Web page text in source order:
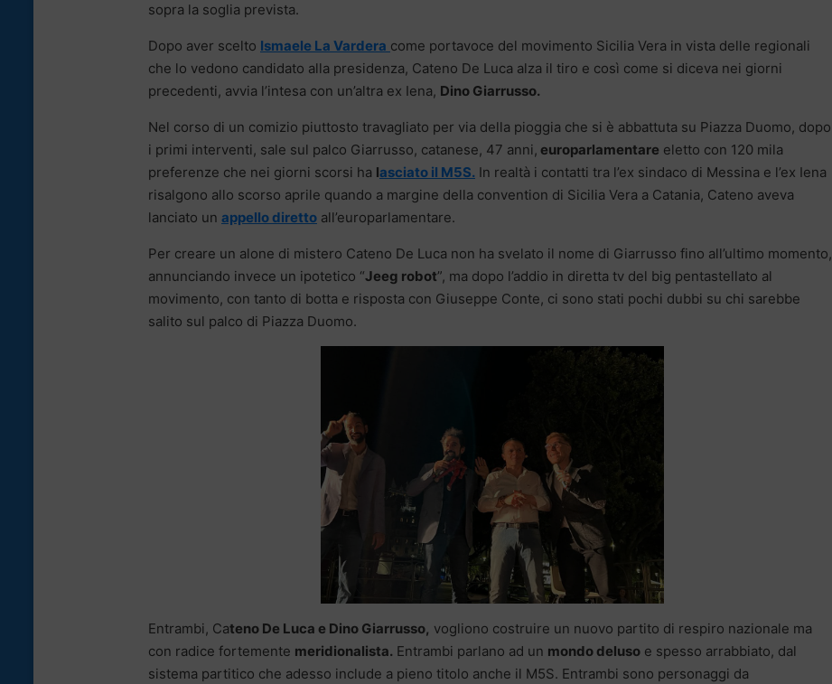
sopra la soglia prevista.
Dopo aver scelto Ismaele La Vardera come portavoce del movimento Sicilia Vera in vista delle regionali
che lo vedono candidato alla presidenza, Cateno De Luca alza il tiro e così come si diceva nei giorni
precedenti, avvia l’intesa con un’altra ex Iena, Dino Giarrusso.
Nel corso di un comizio piuttosto travagliato per via della pioggia che si è abbattuta su Piazza Duomo, dopo
i primi interventi, sale sul palco Giarrusso, catanese, 47 anni, europarlamentare eletto con 120 mila
preferenze che nei giorni scorsi ha lasciato il M5S. In realtà i contatti tra l’ex sindaco di Messina e l’ex Iena
risalgono allo scorso aprile quando a margine della convention di Sicilia Vera a Catania, Cateno aveva
lanciato un appello diretto all’europarlamentare.
Per creare un alone di mistero Cateno De Luca non ha svelato il nome di Giarrusso fino all’ultimo momento,
annunciando invece un ipotetico “Jeeg robot”, ma dopo l’addio in diretta tv del big pentastellato al
movimento, con tanto di botta e risposta con Giuseppe Conte, ci sono stati pochi dubbi su chi sarebbe
salito sul palco di Piazza Duomo.
Entrambi, Cateno De Luca e Dino Giarrusso, vogliono costruire un nuovo partito di respiro nazionale ma
con radice fortemente meridionalista. Entrambi parlano ad un mondo deluso e spesso arrabbiato, dal
sistema partitico che adesso include a pieno titolo anche il M5S. Entrambi sono personaggi da